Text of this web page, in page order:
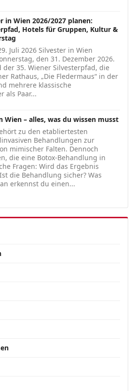
in Wien 2026/2027 planen:
Hotels für Gruppen, Kultur &
Juli 2026 Silvester in Wien
den 31. Dezember 2026.
35. Wiener Silvesterpfad, die
Rathaus, „Die Fledermaus“ in der
mehrere klassische
als Paar...
Wien – alles, was du wissen musst
zu den etabliertesten
Behandlungen zur
mimischer Falten. Dennoch
die eine Botox-Behandlung in
Fragen: Wird das Ergebnis
die Behandlung sicher? Was
erkennst du einen...